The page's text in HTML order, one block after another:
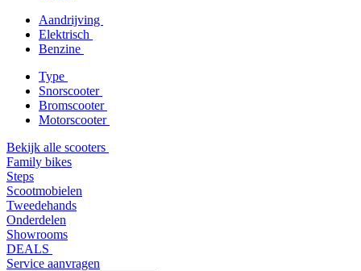
Aandrijving
Elektrisch
Benzine
Type
Snorscooter
Bromscooter
Motorscooter
Bekijk alle scooters
Family bikes
Steps
Scootmobielen
Tweedehands
Onderdelen
Showrooms
DEALS
Service aanvragen